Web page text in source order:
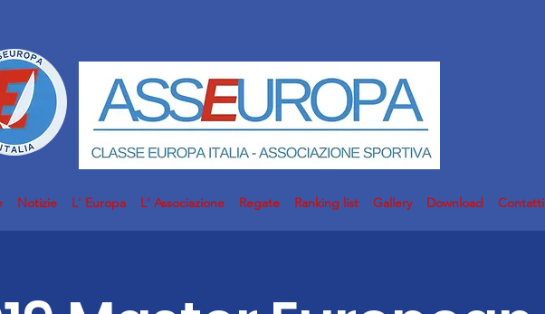
Notizie L' Europa L' Associazione Regate Ranking list Gallery Download Contatti